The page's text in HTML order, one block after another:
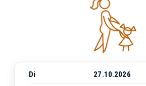
Di 27.10.2026